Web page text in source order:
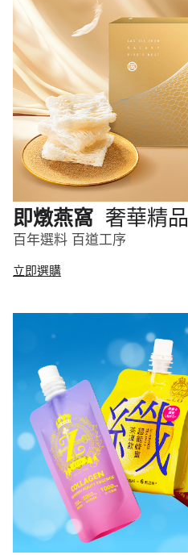
即燉燕窩 奢華精品
百年選料 百道工序
立即選購